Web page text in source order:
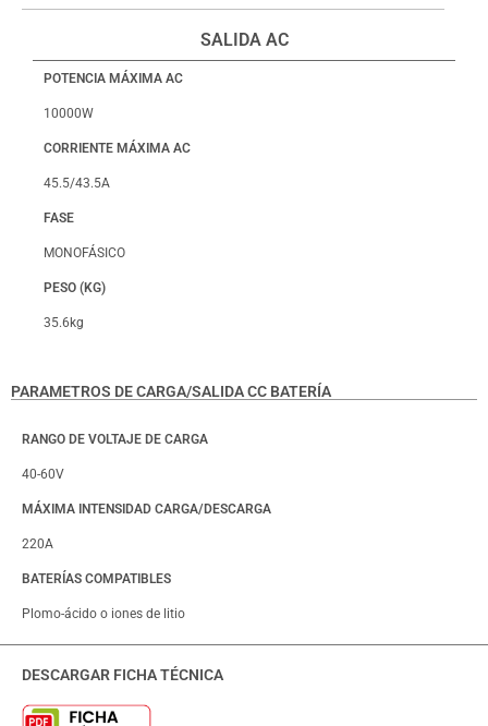
SALIDA AC
POTENCIA MÁXIMA AC
10000W
CORRIENTE MÁXIMA AC
45.5/43.5A
FASE
MONOFÁSICO
PESO (KG)
35.6kg
PARAMETROS DE CARGA/SALIDA CC BATERÍA
RANGO DE VOLTAJE DE CARGA
40-60V
MÁXIMA INTENSIDAD CARGA/DESCARGA
220A
BATERÍAS COMPATIBLES
Plomo-ácido o iones de litio
DESCARGAR FICHA TÉCNICA